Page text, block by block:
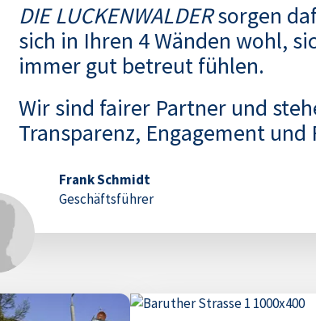
DIE LUCKENWALDERsorgen
sich in Ihren 4 Wänden wohl,
immer gut betreut fühlen.
Wir sind fairer Partner und
Transparenz, Engagement
Frank Schmidt
Geschäftsführer